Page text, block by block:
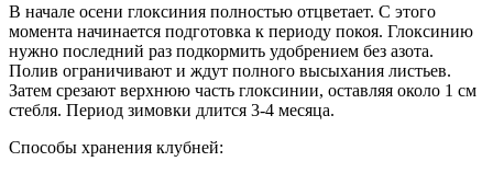
В начале осени глоксиния полностью отцветает. С этого
момента начинается подготовка к периоду покоя. Глоксинию
нужно последний раз подкормить удобрением без азота.
Полив ограничивают и ждут полного высыхания листьев.
Затем срезают верхнюю часть глоксинии, оставляя около 1 см
стебля. Период зимовки длится 3-4 месяца.
Способы хранения клубней: